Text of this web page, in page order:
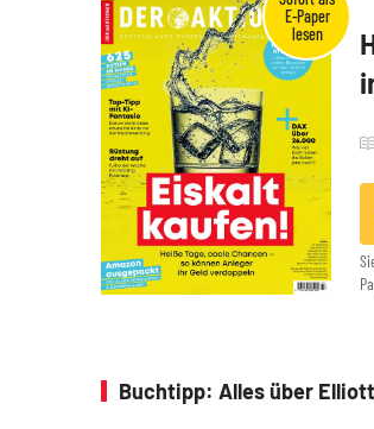
Buchtipp: Alles über